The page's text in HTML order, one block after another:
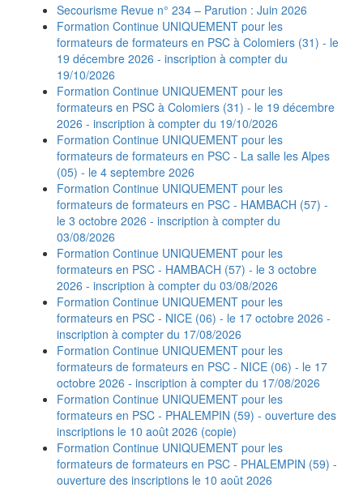
Secourisme Revue n° 234 – Parution : Juin 2026
Formation Continue UNIQUEMENT pour les
formateurs de formateurs en PSC à Colomiers (31) - le
19 décembre 2026 - inscription à compter du
19/10/2026
Formation Continue UNIQUEMENT pour les
formateurs en PSC à Colomiers (31) - le 19 décembre
2026 - inscription à compter du 19/10/2026
Formation Continue UNIQUEMENT pour les
formateurs de formateurs en PSC - La salle les Alpes
(05) - le 4 septembre 2026
Formation Continue UNIQUEMENT pour les
formateurs de formateurs en PSC - HAMBACH (57) -
le 3 octobre 2026 - inscription à compter du
03/08/2026
Formation Continue UNIQUEMENT pour les
formateurs en PSC - HAMBACH (57) - le 3 octobre
2026 - inscription à compter du 03/08/2026
Formation Continue UNIQUEMENT pour les
formateurs en PSC - NICE (06) - le 17 octobre 2026 -
inscription à compter du 17/08/2026
Formation Continue UNIQUEMENT pour les
formateurs de formateurs en PSC - NICE (06) - le 17
octobre 2026 - inscription à compter du 17/08/2026
Formation Continue UNIQUEMENT pour les
formateurs en PSC - PHALEMPIN (59) - ouverture des
inscriptions le 10 août 2026 (copie)
Formation Continue UNIQUEMENT pour les
formateurs de formateurs en PSC - PHALEMPIN (59) -
ouverture des inscriptions le 10 août 2026